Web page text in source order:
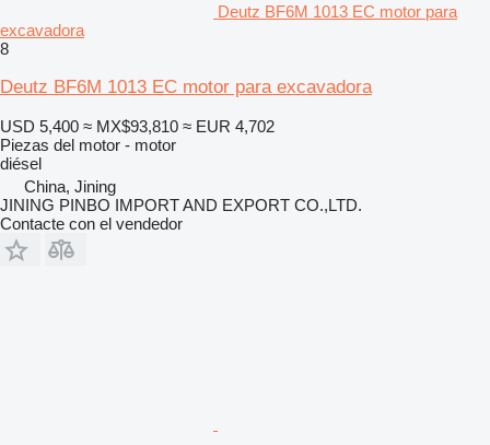
Deutz BF6M 1013 EC motor para
excavadora
8
Deutz BF6M 1013 EC motor para excavadora
USD 5,400 ≈ MX$93,810 ≈ EUR 4,702
Piezas del motor - motor
diésel
China, Jining
JINING PINBO IMPORT AND EXPORT CO.,LTD.
Contacte con el vendedor